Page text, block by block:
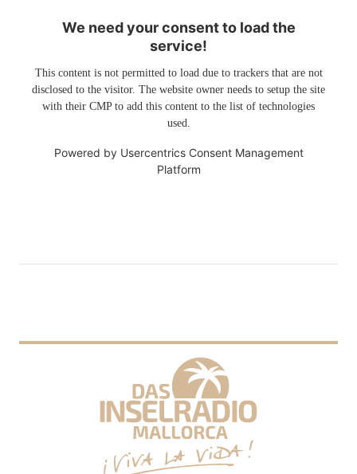
We need your consent to load the
service!
This content is not permitted to load due to trackers that are not
disclosed to the visitor. The website owner needs to setup the site
with their CMP to add this content to the list of technologies
used.
Powered by Usercentrics Consent Management
Platform